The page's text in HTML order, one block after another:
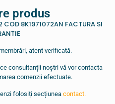
produs
8K1971072AN FACTURA SI
atent verificată.
consultanții noștri vă vor contacta
comenzii efectuate.
folosiți secțiunea contact.